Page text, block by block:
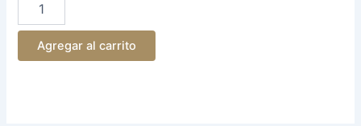
Agregar al carrito